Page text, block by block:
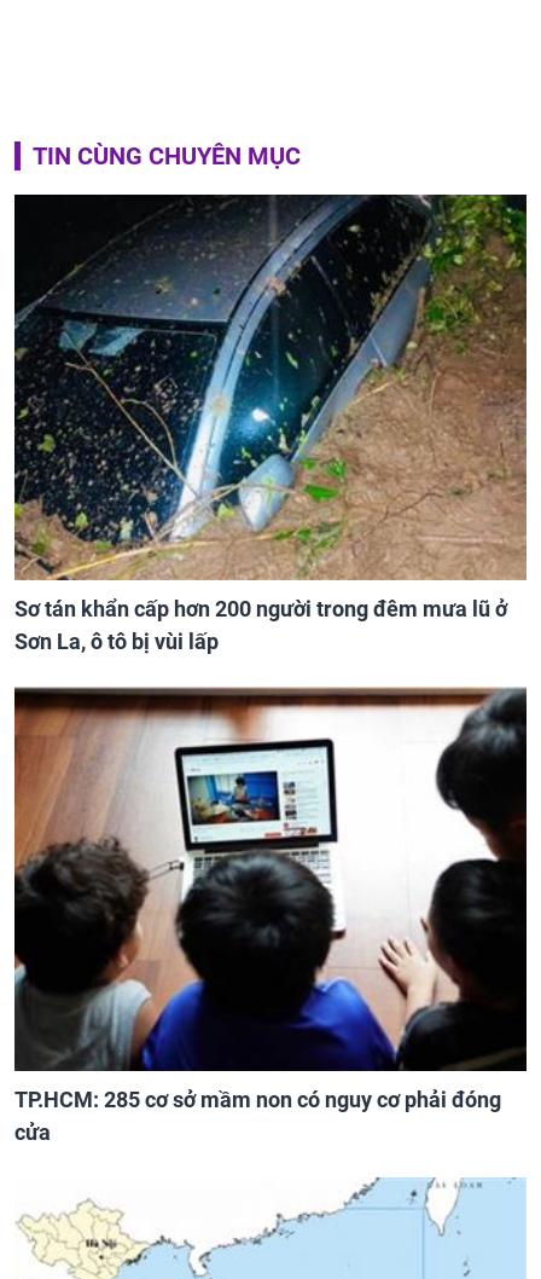
TIN CÙNG CHUYÊN MỤC
Sơ tán khẩn cấp hơn 200 người trong đêm mưa lũ ở
Sơn La, ô tô bị vùi lấp
TP.HCM: 285 cơ sở mầm non có nguy cơ phải đóng
cửa